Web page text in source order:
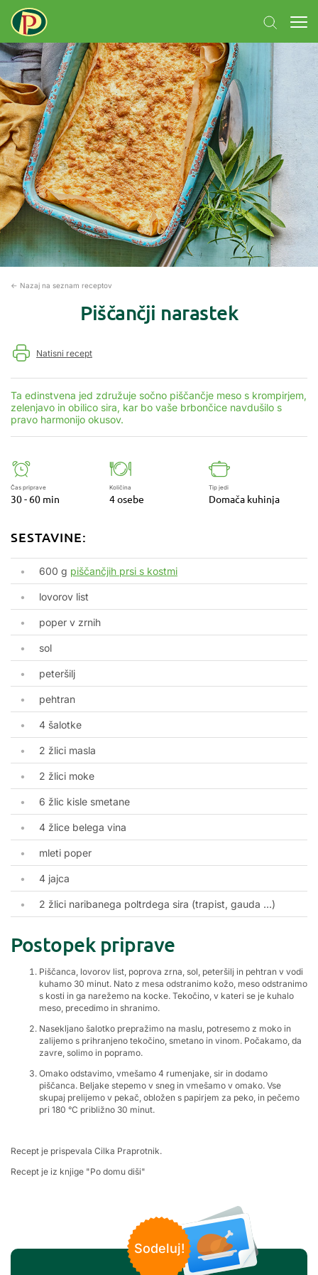
← Nazaj na seznam receptov
Piščančji narastek
Natisni recept
Ta edinstvena jed združuje sočno piščančje meso s krompirjem,
zelenjavo in obilico sira, kar bo vaše brbončice navdušilo s
pravo harmonijo okusov.
Čas priprave
30 - 60 min
Količina
4 osebe
Tip jedi
Domača kuhinja
SESTAVINE:
600 g piščančjih prsi s kostmi
lovorov list
poper v zrnih
sol
peteršilj
pehtran
4 šalotke
2 žlici masla
2 žlici moke
6 žlic kisle smetane
4 žlice belega vina
mleti poper
4 jajca
2 žlici naribanega poltrdega sira (trapist, gauda …)
Postopek priprave
Piščanca, lovorov list, poprova zrna, sol, peteršilj in pehtran v vodi
kuhamo 30 minut. Nato z mesa odstranimo kožo, meso odstranimo
s kosti in ga narežemo na kocke. Tekočino, v kateri se je kuhalo
meso, precedimo in shranimo.
Nasekljano šalotko prepražimo na maslu, potresemo z moko in
zalijemo s prihranjeno tekočino, smetano in vinom. Počakamo, da
zavre, solimo in popramo.
Omako odstavimo, vmešamo 4 rumenjake, sir in dodamo
piščanca. Beljake stepemo v sneg in vmešamo v omako. Vse
skupaj prelijemo v pekač, obložen s papirjem za peko, in pečemo
pri 180 °C približno 30 minut.
Recept je prispevala Cilka Praprotnik.
Recept je iz knjige "Po domu diši"
Sodeluj!